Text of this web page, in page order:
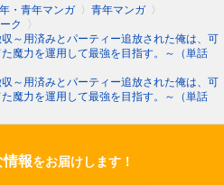
・青年マンガ 〉 青年マンガ 〉
ク 〉
～用済みとパーティー追放された俺は、可
魔力を運用して最強を目指す。～（単話
～用済みとパーティー追放された俺は、可
魔力を運用して最強を目指す。～（単話
報をお届けします！